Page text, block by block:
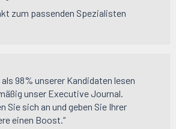
zum passenden Spezialisten
als 98% unserer Kandidaten lesen
unser Executive Journal.
Sie sich an und geben Sie Ihrer
einen Boost.“